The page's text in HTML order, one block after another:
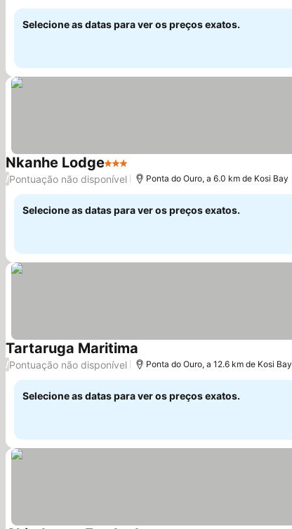
Selecione as datas para ver os preços exatos.
Nkanhe Lodge3 EstrelasVer preços
/Pontuação não disponível Ponta do Ouro, a 6.0 km de Kosi Bay
Selecione as datas para ver os preços exatos.
Tartaruga MaritimaVer preços
/Pontuação não disponível Ponta do Ouro, a 12.6 km de Kosi Bay
Selecione as datas para ver os preços exatos.